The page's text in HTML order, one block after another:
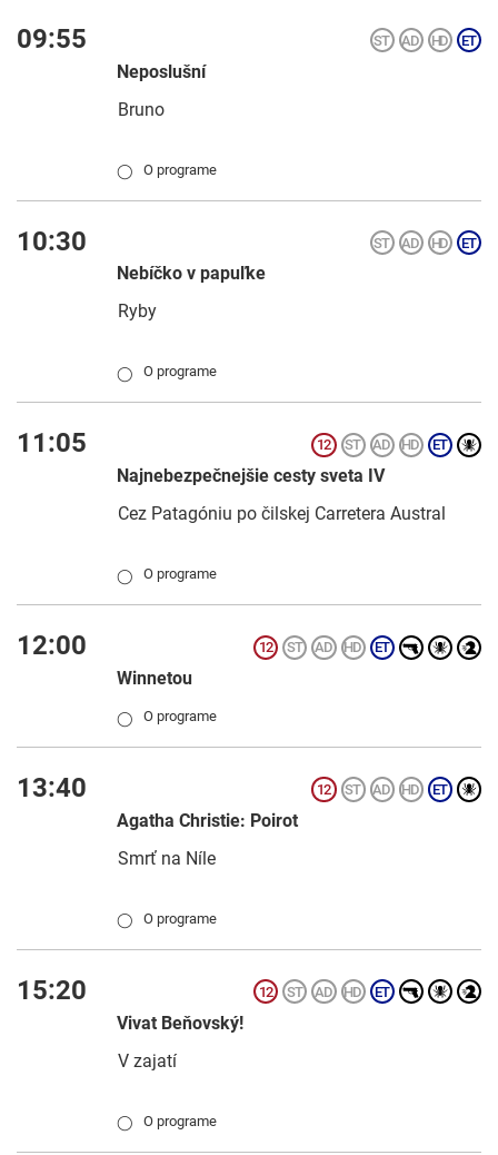
09:55
Neposlušní
Bruno
◯ O programe
10:30
Nebíčko v papuľke
Ryby
◯ O programe
11:05
Najnebezpečnejšie cesty sveta IV
Cez Patagóniu po čilskej Carretera Austral
◯ O programe
12:00
Winnetou
◯ O programe
13:40
Agatha Christie: Poirot
Smrť na Níle
◯ O programe
15:20
Vivat Beňovský!
V zajatí
◯ O programe